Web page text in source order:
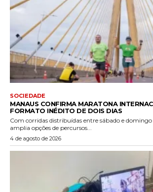
SOCIEDADE
MANAUS CONFIRMA MARATONA
FORMATO INÉDITO DE DOIS DIAS
Com corridas distribuídas entre sábado e domingo
amplia opções de percursos...
4 de agosto de 2026